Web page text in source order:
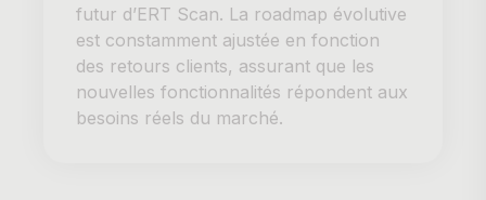
futur d’ERT Scan. La roadmap évolutive
est constamment ajustée en fonction
des retours clients, assurant que les
nouvelles fonctionnalités répondent aux
besoins réels du marché.